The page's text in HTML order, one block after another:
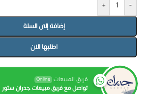
-
+
إضافة إلى السلة
اطلبها الان
فريق المبيعات Online
تواصل مع فريق مبيعات جدران ستور